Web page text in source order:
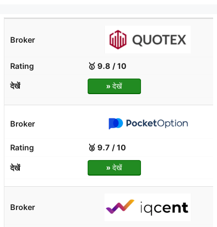
🥇 9.8 / 10
»देखें
🥈 9.7 / 10
»देखें